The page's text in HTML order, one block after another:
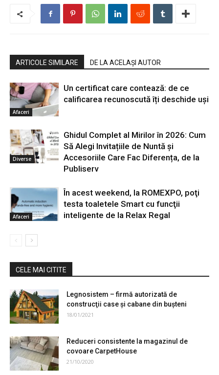
ARTICOLE SIMILARE DE LA ACELAȘI AUTOR
Afaceri
Un certificat care contează: de ce
calificarea recunoscută îți deschide uși
Diverse
Ghidul Complet al Mirilor în 2026: Cum
Să Alegi Invitațiile de Nuntă și
Accesoriile Care Fac Diferența, de la
Publiserv
Afaceri
În acest weekend, la ROMEXPO, poţi
testa toaletele Smart cu funcţii
inteligente de la Relax Regal
CELE MAI CITITE
Legnosistem – firmă autorizată de
construcţii case și cabane din bușteni
18/01/2021
Reduceri consistente la magazinul de
covoare CarpetHouse
21/10/2020